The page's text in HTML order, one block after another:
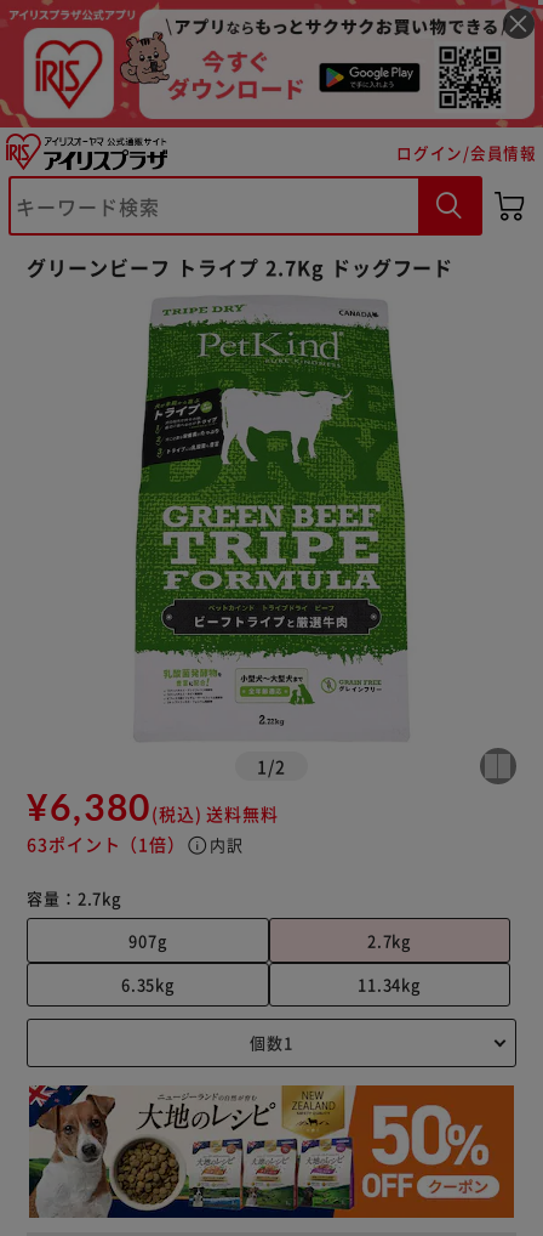
ログイン/会員情報
グリーンビーフ トライプ 2.7Kg ドッグフード
1 /2
¥6,380(税込) 送料無料
63ポイント （1倍） info 内訳
容量： 2.7kg
907g
2.7kg
6.35kg
11.34kg
※ご確認ください
カートに入れる 購入手続きへ